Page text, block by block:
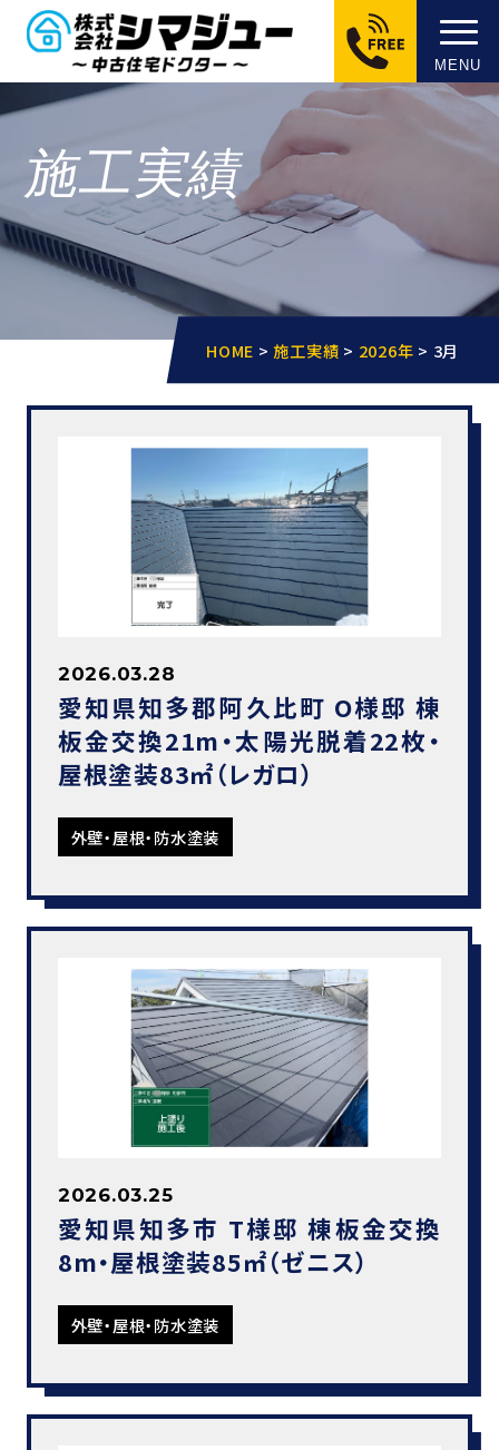
MENU
施工実績
HOME > 施工実績 > 2026年 > 3月
2026.03.28
愛知県知多郡阿久比町 O様邸 棟
板金交換21m・太陽光脱着22枚・
屋根塗装83㎡（レガロ）
外壁・屋根・防水塗装
2026.03.25
愛知県知多市 T様邸 棟板金交換
8m・屋根塗装85㎡（ゼニス）
外壁・屋根・防水塗装